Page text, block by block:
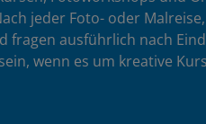
jeder Foto- oder
fragen ausführlich nach
wenn es um kreative